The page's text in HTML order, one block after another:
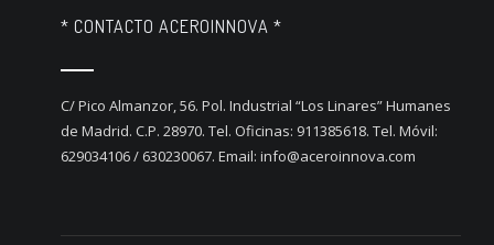
* CONTACTO ACEROINNOVA *
C/ Pico Almanzor, 56. Pol. Industrial “Los Linares” Humanes
de Madrid. C.P. 28970. Tel. Oficinas: 911385618. Tel. Móvil:
629034106 / 630230067. Email: info@aceroinnova.com